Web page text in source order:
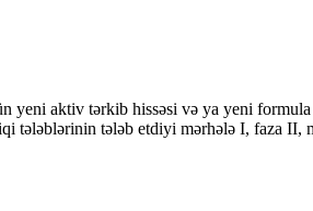
aktiv tərkib hissəsi və ya yeni formula
tələblərinin tələb etdiyi mərhələ I, faza